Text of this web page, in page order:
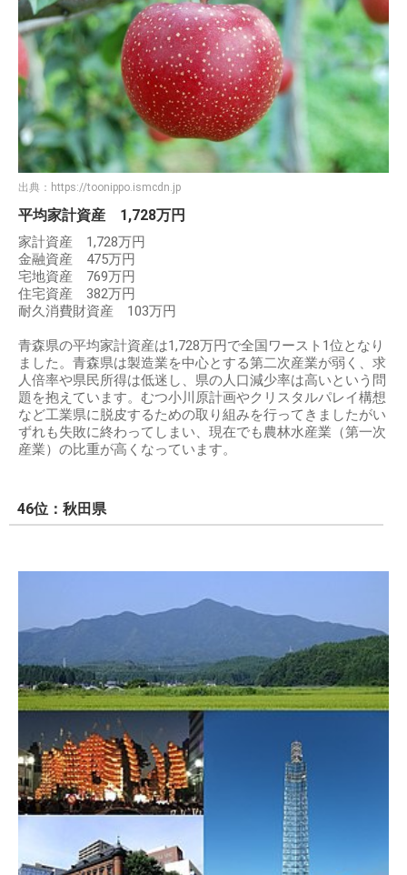
出典： https://toonippo.ismcdn.jp
平均家計資産 1,728万円
家計資産 1,728万円
金融資産 475万円
宅地資産 769万円
住宅資産 382万円
耐久消費財資産 103万円
青森県の平均家計資産は1,728万円で全国ワースト1位となり
ました。青森県は製造業を中心とする第二次産業が弱く、求
人倍率や県民所得は低迷し、県の人口減少率は高いという問
題を抱えています。むつ小川原計画やクリスタルパレイ構想
など工業県に脱皮するための取り組みを行ってきましたがい
ずれも失敗に終わってしまい、現在でも農林水産業（第一次
産業）の比重が高くなっています。
46位：秋田県